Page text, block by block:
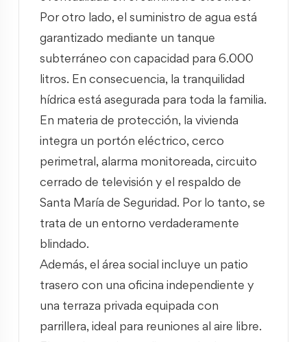
Por otro lado, el suministro de agua está
garantizado mediante un tanque
subterráneo con capacidad para 6.000
litros. En consecuencia, la tranquilidad
hídrica está asegurada para toda la familia.
En materia de protección, la vivienda
integra un portón eléctrico, cerco
perimetral, alarma monitoreada, circuito
cerrado de televisión y el respaldo de
Santa María de Seguridad. Por lo tanto, se
trata de un entorno verdaderamente
blindado.
Además, el área social incluye un patio
trasero con una oficina independiente y
una terraza privada equipada con
parrillera, ideal para reuniones al aire libre.